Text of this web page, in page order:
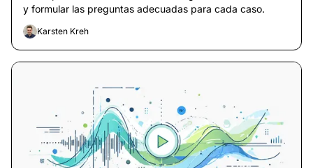
y formular las preguntas adecuadas para cada caso.
Karsten Kreh